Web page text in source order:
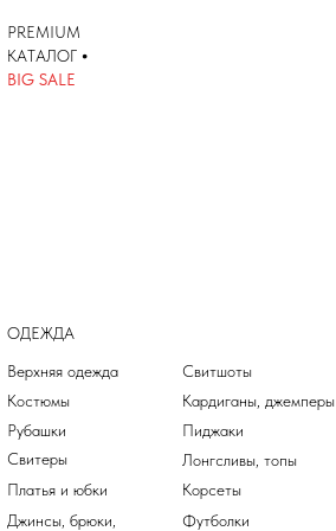
BIG SALE
PREMIUM
КАТАЛОГ •
КАТАЛОГ
ОДЕЖДА
Верхняя одежда
Платья и юбки
Костюмы
Рубашки
Лонгсливы, топы
Корсеты
Свитшоты
Свитеры
Джинсы, брюки,
Пиджаки
Футболки
Кардиганы, джемперы